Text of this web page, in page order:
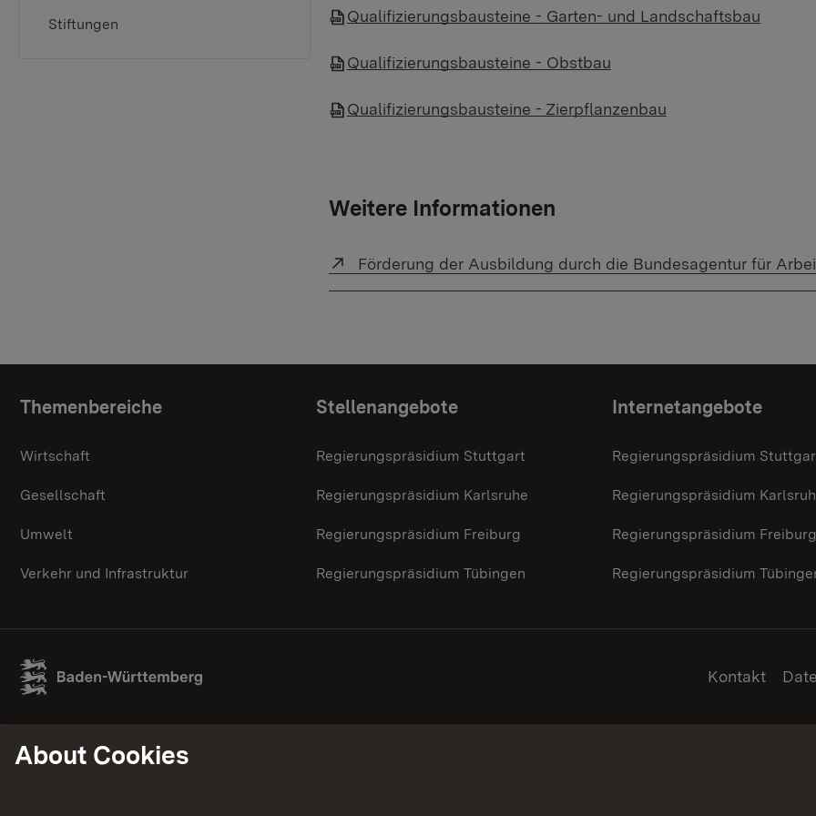
Stiftungen Qualifizierungsbausteine - Garten- und Landschaftsbau
Qualifizierungsbausteine - Obstbau
Qualifizierungsbausteine - Zierpflanzenbau
Weitere Informationen
External link:
Förderung der Ausbildung durch die Bundesagentur für
Topic overview
Themenbereiche
Wirtschaft
Gesellschaft
Umwelt
Verkehr und Infrastruktur
Stellenangebote
Regierungspräsidium Stuttgart
Regierungspräsidium Karlsruhe
Regierungspräsidium Freiburg
Regierungspräsidium Tübingen
Internetangebote
Regierungspräsidium
Regierungspräsidium
Regierungspräsidium Freiburg
Regierungspräsidium
Kontakt
About Cookies